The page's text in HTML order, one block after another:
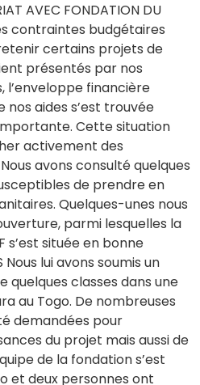
AVEC FONDATION DU
contraintes budgétaires
certains projets de
présentés par nos
l’enveloppe financière
nos aides s’est trouvée
Cette situation
activement des
avons consulté quelques
de prendre en
Quelques-unes nous
parmi lesquelles la
s’est située en bonne
Nous lui avons soumis un
quelques classes dans une
au Togo. De nombreuses
demandées pour
du projet mais aussi de
de la fondation s’est
et deux personnes ont